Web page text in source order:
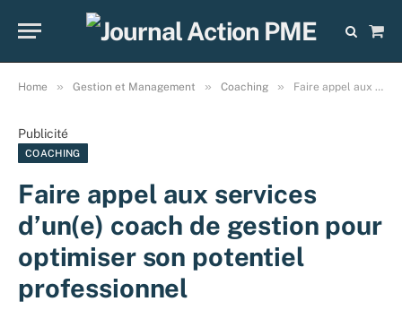
Cart
Home » Gestion et Management » Coaching » Faire appel aux services d’un(e) coach de gestion pour optimiser son potentiel professionnel
Publicité
COACHING
Faire appel aux services
d’un(e) coach de gestion pour
optimiser son potentiel
professionnel